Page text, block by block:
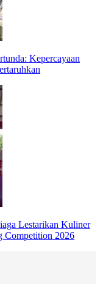
Kepercayaan
Lestarikan Kuliner
Competition 2026